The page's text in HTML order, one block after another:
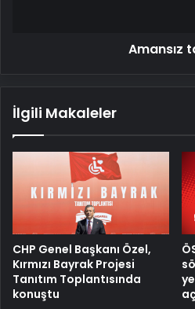
Amansız
İlgili Makaleler
CHP Genel Başkanı Özel,
Kırmızı Bayrak Projesi
Tanıtım Toplantısında
konuştu